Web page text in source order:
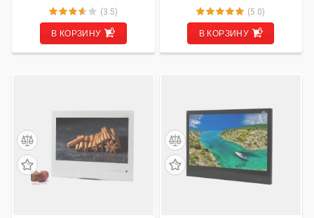
(3.5)
В КОРЗИНУ
(5.0)
В КОРЗИНУ